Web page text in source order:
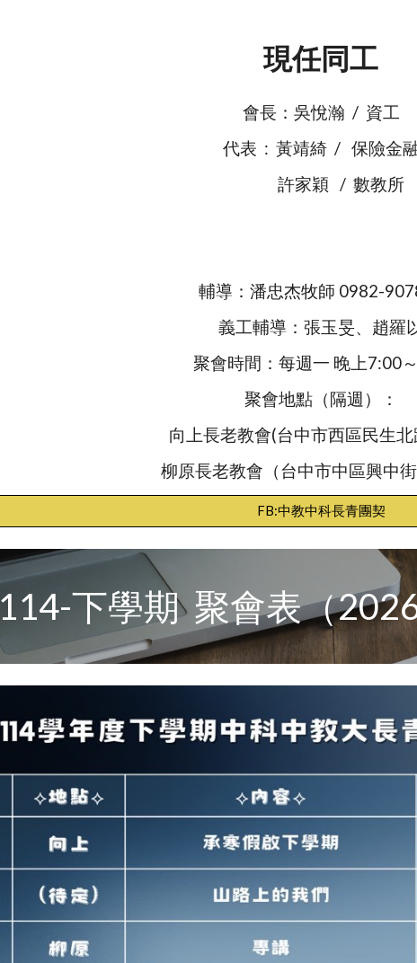
現任同工
會長：吳悅瀚 / 資工
代表 : 黃靖綺 / 保險金
許家穎 / 數教所
輔導：潘忠杰牧師 0982-
義工輔導：張玉旻、趙羅
聚會時間：每週一 晚上7:00
聚會地點（隔週）：
向上長老教會(台中市西區民生
柳原長老教會（台中市中區興中街
FB:中教中科長青團契
114-下學期 聚會表（